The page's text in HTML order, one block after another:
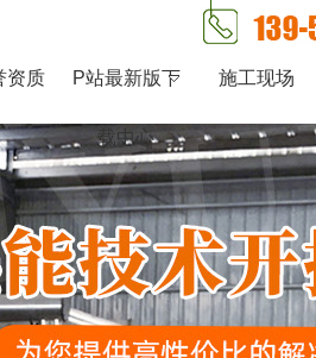
免登录版
资质 P站最新版下
载中心
施工现场